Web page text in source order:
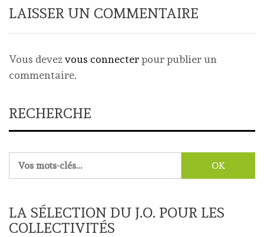
LAISSER UN COMMENTAIRE
Vous devezvous connecterpour publier un
commentaire.
RECHERCHE
LA SÉLECTION DU J.O. POUR LES
COLLECTIVITÉS